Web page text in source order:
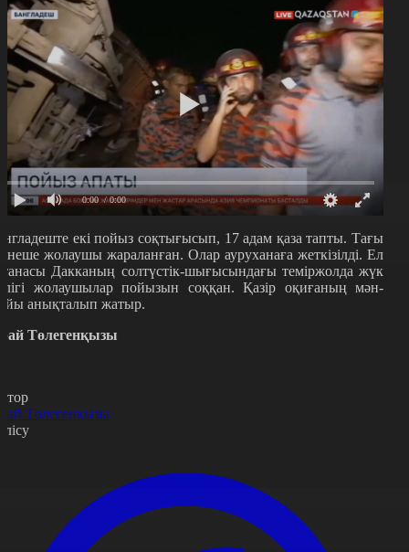
0:00 / 0:00
екі пойыз соқтығысып, 17 адам қаза тапты. Тағы
жолаушы жараланған. Олар ауруханаға жеткізілді. Ел
Дакканың солтүстік-шығысындағы теміржолда жүк
жолаушылар пойызын соққан. Қазір оқиғаның мән-
анықталып жатыр.
Төлегенқызы
Төлегенқызы